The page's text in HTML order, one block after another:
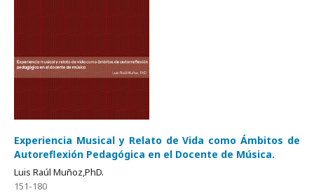
Experiencia Musical y Relato de Vida como Ámbitos de
Autoreflexión Pedagógica en el Docente de Música.
Luis Raúl Muñoz,PhD.
151-180